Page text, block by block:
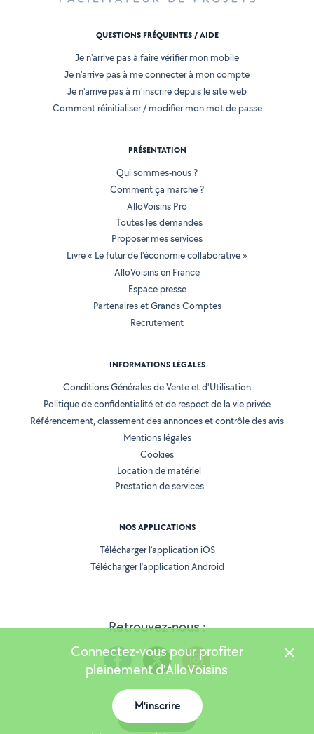
Retrouvez-nous :
QUESTIONS FRÉQUENTES / AIDE
Je n'arrive pas à faire vérifier mon mobile
Je n'arrive pas à me connecter à mon compte
Je n'arrive pas à m'inscrire depuis le site web
Comment réinitialiser / modifier mon mot de passe
PRÉSENTATION
Qui sommes-nous ?
Comment ça marche ?
AlloVoisins Pro
Toutes les demandes
Proposer mes services
Livre « Le futur de l'économie collaborative »
AlloVoisins en France
Espace presse
Partenaires et Grands Comptes
Recrutement
INFORMATIONS LÉGALES
Conditions Générales de Vente et d'Utilisation
Politique de confidentialité et de respect de la vie privée
Référencement, classement des annonces et contrôle des avis
Mentions légales
Cookies
Location de matériel
Prestation de services
NOS APPLICATIONS
Télécharger l’application iOS
Télécharger l’application Android
Version 25.5.3
Connectez-vous pour profiter
pleinement d'AlloVoisins
M'inscrire